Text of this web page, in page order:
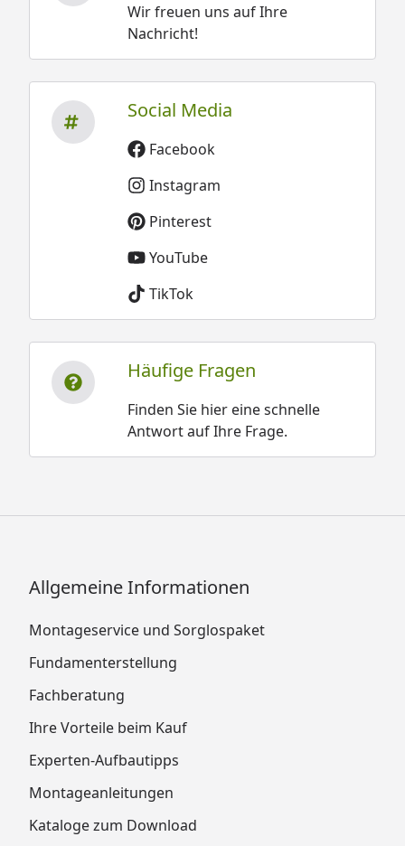
Wir freuen uns auf Ihre
Nachricht!
Social Media
Facebook
Instagram
Pinterest
YouTube
TikTok
Häufige Fragen
Finden Sie hier eine schnelle
Antwort auf Ihre Frage.
Allgemeine Informationen
Montageservice und Sorglospaket
Fundamenterstellung
Fachberatung
Ihre Vorteile beim Kauf
Experten-Aufbautipps
Montageanleitungen
Kataloge zum Download